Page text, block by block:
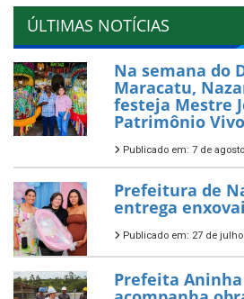
ÚLTIMAS NOTÍCIAS
Na semana do
Maracatu,
festeja Mestre
Patrimônio
Publicado em: 7 de
Prefeitura de
entrega
Publicado em: 27 de
Prefeita